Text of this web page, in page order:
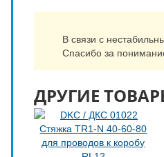
В связи с
Спасибо за
ДРУГИЕ